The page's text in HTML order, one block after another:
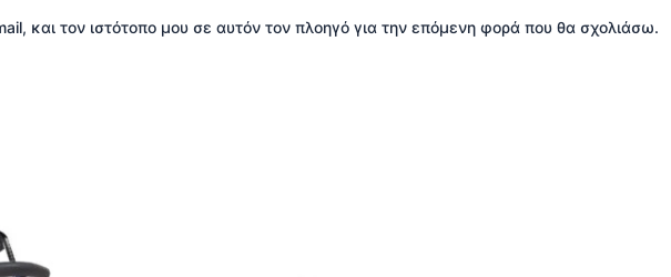
και τον ιστότοπο μου σε αυτόν τον πλοηγό για την επόμενη φορά που θα σχολιάσω.